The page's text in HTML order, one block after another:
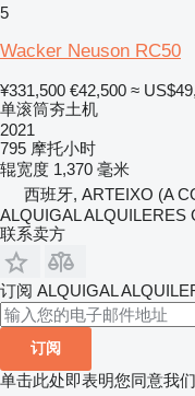
5
Wacker Neuson RC50
¥331,500 €42,500 ≈
单滚筒夯土机
2021
795 摩托小时
辊宽度 1,370 毫米
西班牙, ARTEIXO (A
ALQUIGAL ALQUILERES
联系卖方
订阅 ALQUIGAL
订阅
单击此处即表明您同意我